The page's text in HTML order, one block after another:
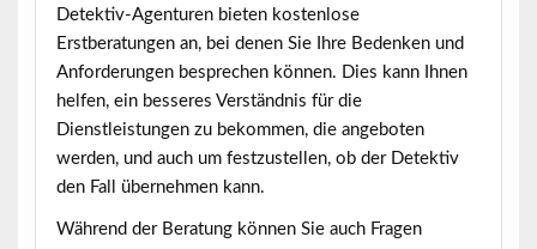
Detektiv-Agenturen bieten kostenlose
Erstberatungen an, bei denen Sie Ihre Bedenken und
Anforderungen besprechen können. Dies kann Ihnen
helfen, ein besseres Verständnis für die
Dienstleistungen zu bekommen, die angeboten
werden, und auch um festzustellen, ob der Detektiv
den Fall übernehmen kann.
Während der Beratung können Sie auch Fragen